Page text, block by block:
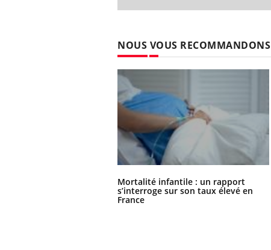
NOUS VOUS RECOMMANDONS
Mortalité infantile : un rapport
s’interroge sur son taux élevé en
France
Mortalité infantile : un
rapport s’interroge sur
Grossesse à risque : ce jus
naturel attire l'attention
des chercheurs
Comment oublier les
écrans en vacances ?